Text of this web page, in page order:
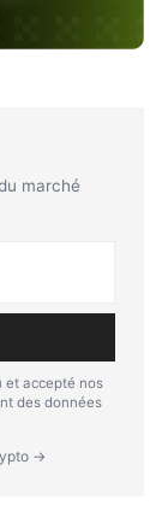
marché
et accepté nos
des données
→